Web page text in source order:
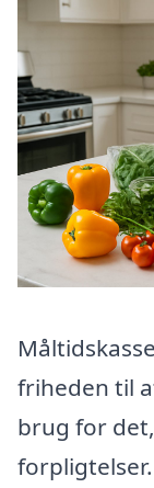
friheden til
brug for